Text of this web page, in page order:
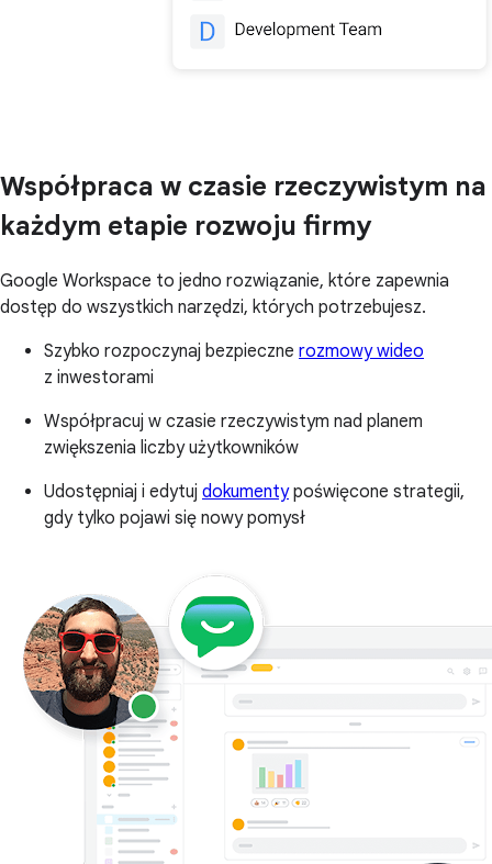
Współpraca w czasie rzeczywistym na
każdym etapie rozwoju firmy
Google Workspace to jedno rozwiązanie, które zapewnia
dostęp do wszystkich narzędzi, których potrzebujesz.
Szybko rozpoczynaj bezpieczne rozmowy wideo
z inwestorami
Współpracuj w czasie rzeczywistym nad planem
zwiększenia liczby użytkowników
Udostępniaj i edytuj dokumentypoświęcone strategii,
gdy tylko pojawi się nowy pomysł